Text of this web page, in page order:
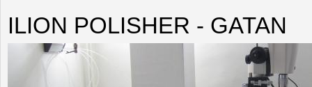
ILION POLISHER - GATAN